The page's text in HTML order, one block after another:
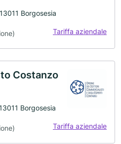
Borgosesia
Tariffa aziendale
Costanzo
Borgosesia
Tariffa aziendale